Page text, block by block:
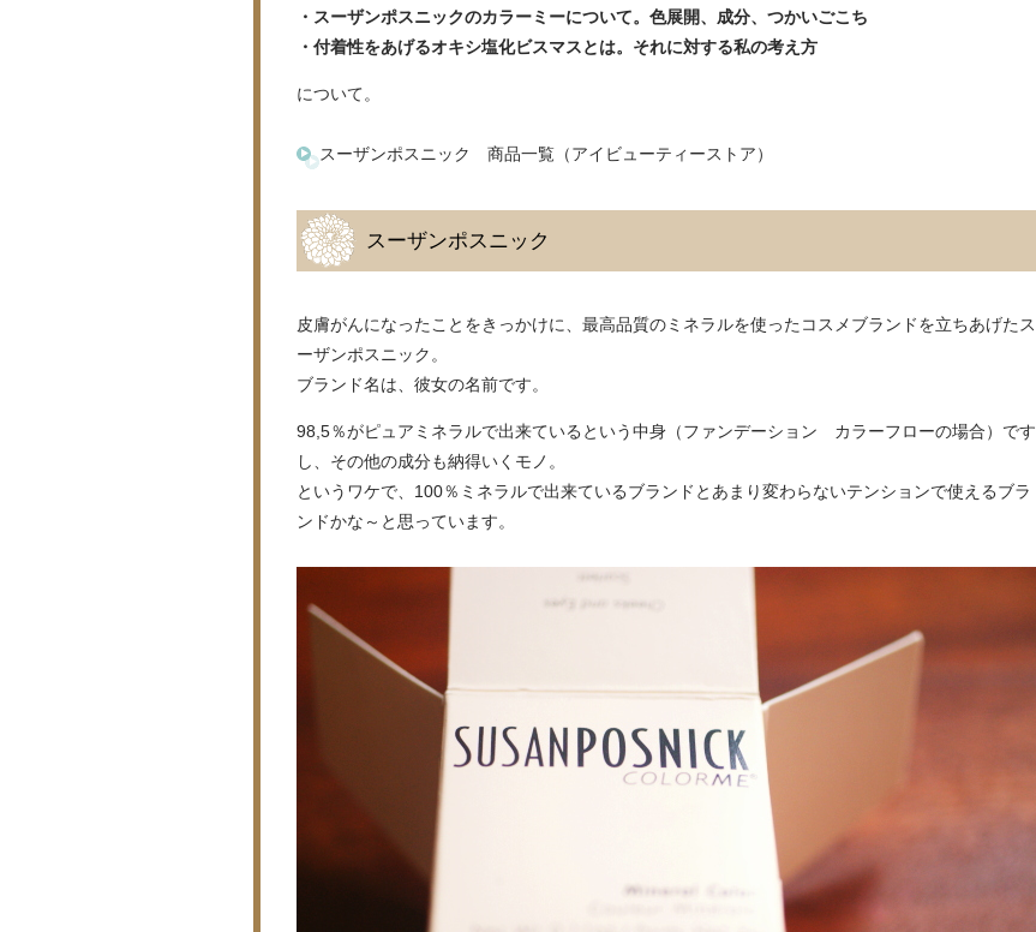
・スーザンポスニックのカラーミーについて。色展開、成分、つかいごこち
・付着性をあげるオキシ塩化ビスマスとは。それに対する私の考え方
について。
スーザンポスニック 商品一覧（アイビューティーストア）
スーザンポスニック
皮膚がんになったことをきっかけに、最高品質のミネラルを使ったコスメブランドを立ちあげたス
ーザンポスニック。
ブランド名は、彼女の名前です。
98,5％がピュアミネラルで出来ているという中身（ファンデーション カラーフローの場合）です
し、その他の成分も納得いくモノ。
というワケで、100％ミネラルで出来ているブランドとあまり変わらないテンションで使えるブラ
ンドかな～と思っています。